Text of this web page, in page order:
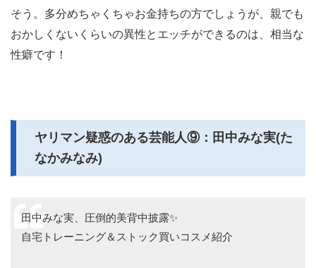
そう。多分めちゃくちゃお金持ちの方でしょうが、親でも
おかしくないくらいの異性とエッチができるのは、相当な
性癖です！
ヤリマン疑惑のある芸能人⑨：田中みな実(た
なかみなみ)
田中みな実、圧倒的美背中披露✨️
自宅トレーニング＆ストック買いコスメ紹介